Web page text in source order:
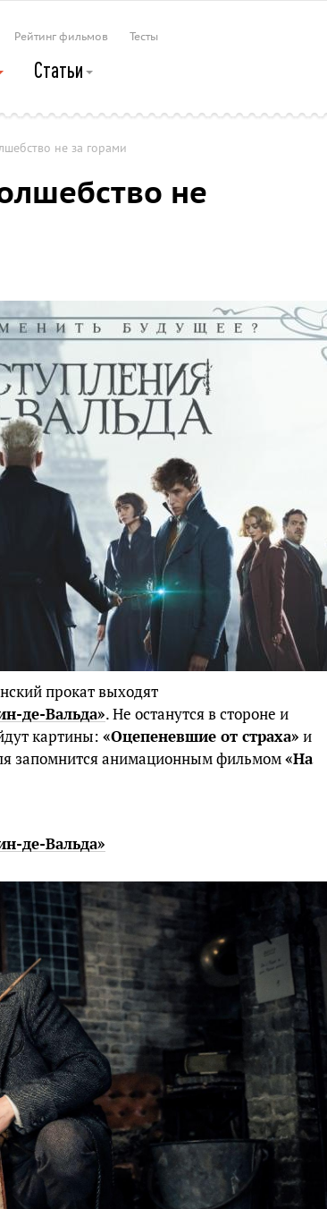
Рейтинг фильмов Тесты
Статьи
не за горами
не
прокат выходят
де-Вальда». Не останутся в стороне и
картины: «Оцепеневшие от страха» и
запомнится анимационным фильмом«На
де-Вальда»